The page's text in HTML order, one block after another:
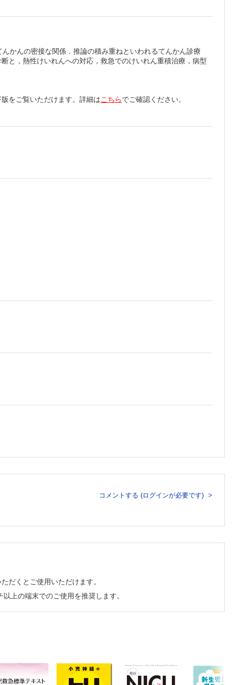
）
かんの密接な関係．推論の積み重ねといわれるてんかん診療
と，熱性けいれんへの対応，救急でのけいれん重積治療，病型
をご覧いただけます。詳細はこちらでご確認ください。
コメントする (ログインが必要です)
だくとご使用いただけます。
上の端末でのご使用を推奨します。